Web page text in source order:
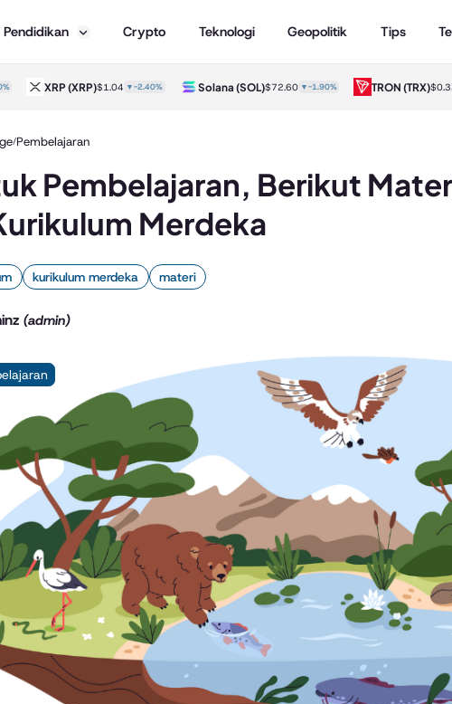
Pendidikan Crypto Teknologi Geopolitik Tips
XRP(XRP)$1.04 ▼-2.40% Solana(SOL)$72.60 ▼-1.90% TRON(TRX)$0.33
/Pembelajaran
Pembelajaran, Berikut
Merdeka
kurikulum merdeka materi
(admin)